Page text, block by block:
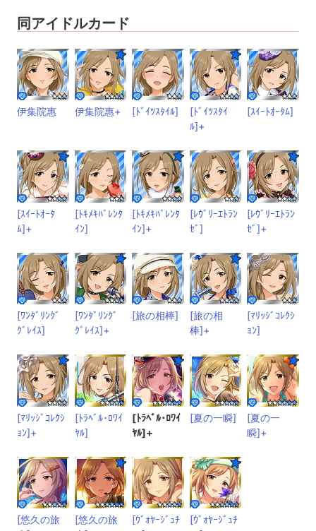
同アイドルカード
伊集院惠 伊集院惠+ [ﾄﾞｲﾂｽﾀｲﾙ]
[ﾄﾞｲﾂｽﾀｲ
ﾙ]+
[ｽｲｰﾄｵｰﾀﾑ]
[ｽｲｰﾄｵｰﾀ
ﾑ]+
[ﾄｷﾒｷﾊﾞﾚﾝﾀ
ｲﾝ]
[ﾄｷﾒｷﾊﾞﾚﾝﾀ
ｲﾝ]+
[ﾚｳﾞﾘｰｴﾄﾗﾝ
ｾﾞ]
[ﾚｳﾞﾘｰｴﾄﾗﾝ
ｾﾞ]+
[ﾜﾝﾀﾞﾘﾝｸﾞ
ｸﾞﾚｲｽ]
[ﾜﾝﾀﾞﾘﾝｸﾞ
ｸﾞﾚｲｽ]+
[旅の相棒]
[旅の相
棒]+
[ﾏﾘｯｼﾞｺﾚｸｼ
ｮﾝ]
[ﾏﾘｯｼﾞｺﾚｸｼ
ｮﾝ]+
[ﾄﾗﾍﾞﾙ･ﾛﾜｲ
ﾔﾙ]
[ﾄﾗﾍﾞﾙ･ﾛﾜｲ
ﾔﾙ]+
[夏の一瞬]
[夏の一
瞬]+
[悠久の旅
[悠久の旅
[ｳﾞｫﾔｰｼﾞｭﾁ
[ｳﾞｫﾔｰｼﾞｭﾁ